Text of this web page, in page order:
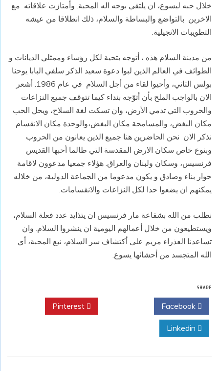
خلال حبه ليسوع، ان يلتقي بوجه اله المحبة. وأمتازت علاقاته مع
الاخرين بالتواضع والبساطة والسلام، ذلك انطلاقا من عيشه
التطويبات الانجيلية.
من مدينة السلام هذه ، أتوجه بتحية لكل رؤساء وممثلي الديانات و
الطوائف في العالم الذين لبوا دعوة سعيد الذكر سلفي البابا يوحنا
بولس الثاني، وأحيوا لقاء من أجل السلام في عام 1986. أشعر
الان بالواجب الملح بأن أتوّجه بنداء كيما تتوقف جميع النزاعات
والحروب التي تدمي الأرض، وان تسكت لغة السلاح، ويحل الحب
مكان البغض، والمسامحة مكان البغض،والوحدة مكان الانقسام.
نذكر الان نحن الحاضرين هنا جميع الذين يعانون من الحروب
وبنوع خاص سكان الارض المقدسة التي طالما أحبها القديس
فرنسيس، وسكان ولبنان والعراق. هؤلاء جمعيا مدعوون لاقامة
حوار بناء وصادق و يكون مدعوما من الجماعة الدولية، من خلاله
يمكنهم ان يضعوا حدا لكل النزاعات والانقسامات.
نطلب من الله بشفاعة مار فرنسيس ان يتذايد عدد فعلة السلام،
ويستطيعون من خلال أعمالهم اليومية ان ينشروا السلام. وان
تساعدنا العذراء مريم على أكتشاف سر السلام، نبع المحبة، أي
الله المتجسد من أحشائها يسوع.
SHARE